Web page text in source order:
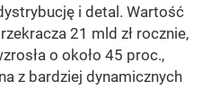
i detal. Wartość
21 mld zł rocznie,
o około 45 proc.,
z bardziej dynamicznych